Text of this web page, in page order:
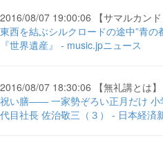
2016/08/07 19:00:06 【サマルカンド
東西を結ぶシルクロードの途中”青
『世界遺産』 - music.jpニュース
2016/08/07 18:30:06 【無礼講とは】
祝い膳―― 一家勢ぞろい正月だけ 小
代目社長 佐治敬三（３） - 日本経済